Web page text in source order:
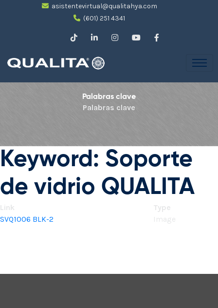
asistentevirtual@qualitahya.com
(601) 251 4341
Palabras clave
Palabras clave
Keyword: Soporte
de vidrio QUALITA
Link
Type
SVQ1006 BLK-2
Image